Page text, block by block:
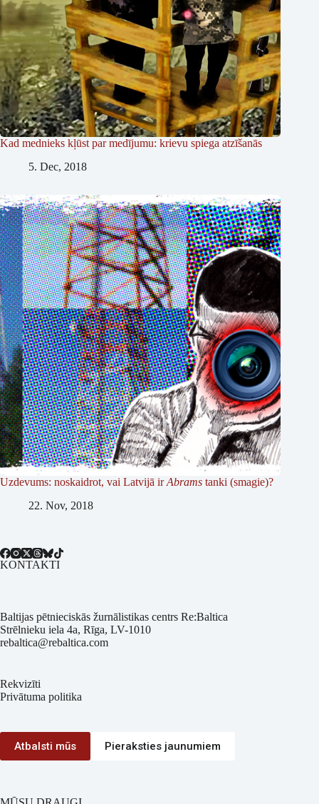
Kad mednieks kļūst par medījumu: krievu spiega atzīšanās
5. Dec, 2018
Uzdevums: noskaidrot, vai Latvijā irAbrams tanki (smagie)?
22. Nov, 2018
KONTAKTI
Baltijas pētnieciskās žurnālistikas centrs Re:Baltica
Strēlnieku iela 4a, Rīga, LV-1010
rebaltica@rebaltica.com
Rekvizīti
Privātuma politika
Atbalsti mūs Pieraksties jaunumiem